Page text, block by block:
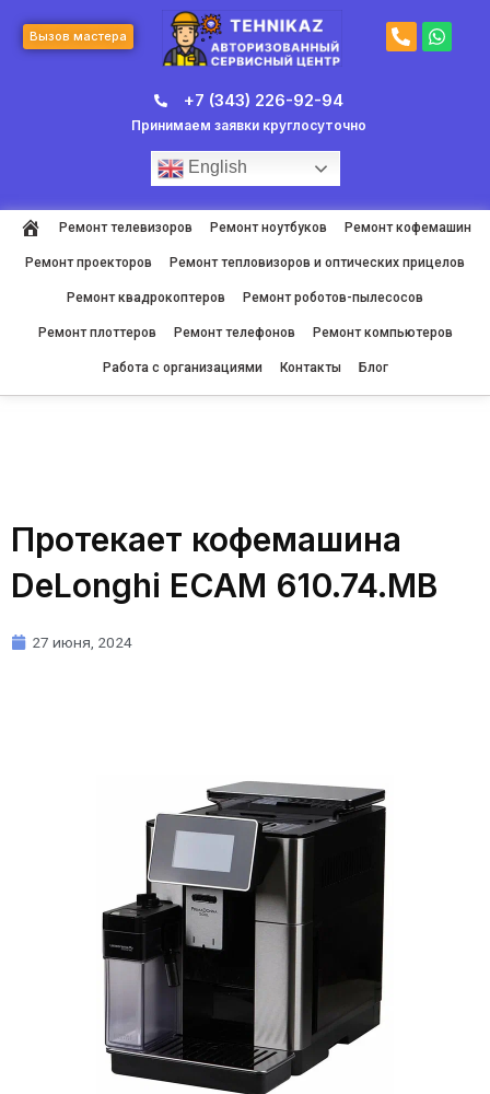
содержимому
Вызов мастера
P
h
W
h
+7 (343) 226-92-94
Принимаем заявки круглосуточно
English
Ремонт телевизоров Ремонт ноутбуков Ремонт кофемашин
Ремонт проекторов Ремонт тепловизоров и оптических прицелов
Ремонт квадрокоптеров Ремонт роботов-пылесосов
Ремонт плоттеров Ремонт телефонов Ремонт компьютеров
Работа с организациями Контакты Блог
Протекает кофемашина
DeLonghi ECAM 610.74.MB
27 июня, 2024